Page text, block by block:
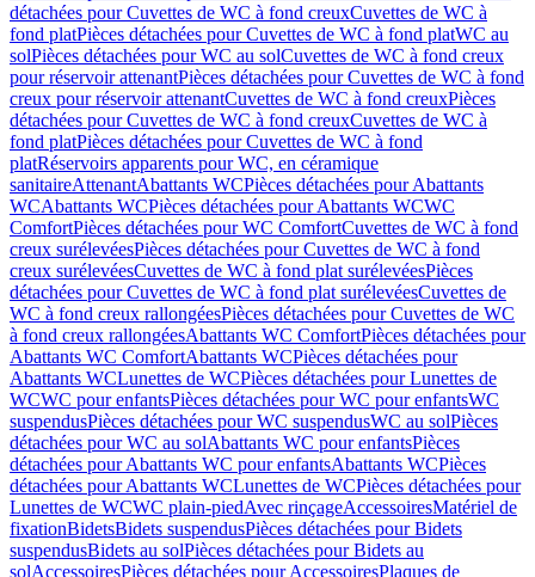
détachées pour Cuvettes de WC à fond creuxCuvettes de WC à
fond platPièces détachées pour Cuvettes de WC à fond platWC au
solPièces détachées pour WC au solCuvettes de WC à fond creux
pour réservoir attenantPièces détachées pour Cuvettes de WC à fond
creux pour réservoir attenantCuvettes de WC à fond creuxPièces
détachées pour Cuvettes de WC à fond creuxCuvettes de WC à
fond platPièces détachées pour Cuvettes de WC à fond
platRéservoirs apparents pour WC, en céramique
sanitaireAttenantAbattants WCPièces détachées pour Abattants
WCAbattants WCPièces détachées pour Abattants WCWC
ComfortPièces détachées pour WC ComfortCuvettes de WC à fond
creux surélevéesPièces détachées pour Cuvettes de WC à fond
creux surélevéesCuvettes de WC à fond plat surélevéesPièces
détachées pour Cuvettes de WC à fond plat surélevéesCuvettes de
WC à fond creux rallongéesPièces détachées pour Cuvettes de WC
à fond creux rallongéesAbattants WC ComfortPièces détachées pour
Abattants WC ComfortAbattants WCPièces détachées pour
Abattants WCLunettes de WCPièces détachées pour Lunettes de
WCWC pour enfantsPièces détachées pour WC pour enfantsWC
suspendusPièces détachées pour WC suspendusWC au solPièces
détachées pour WC au solAbattants WC pour enfantsPièces
détachées pour Abattants WC pour enfantsAbattants WCPièces
détachées pour Abattants WCLunettes de WCPièces détachées pour
Lunettes de WCWC plain-piedAvec rinçageAccessoiresMatériel de
fixationBidetsBidets suspendusPièces détachées pour Bidets
suspendusBidets au solPièces détachées pour Bidets au
solAccessoiresPièces détachées pour AccessoiresPlaques de